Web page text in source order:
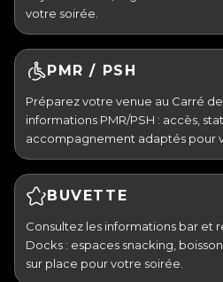
votre soirée.
PMR / PSH
Préparez votre venue au Carré
informations PMR/PSH : accès,
accompagnement adaptés pour
BUVETTE
Consultez les informations bar et
Docks : espaces snacking,
sur place pour votre soirée.